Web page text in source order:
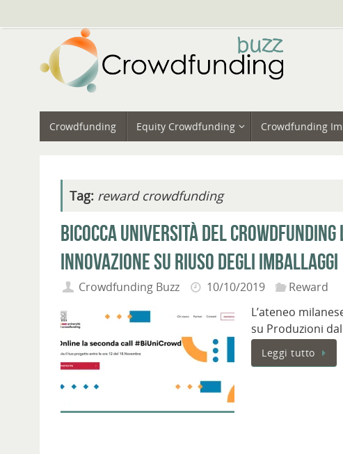
al
contenuto
Crowdfunding Equity Crowdfunding Crowdfunding
Tag: reward crowdfunding
Bicocca Università del
innovazione su riuso degli imballaggi
Crowdfunding Buzz 10/10/2019
Reward
L’ateneo
su Produzioni
Leggi tutto